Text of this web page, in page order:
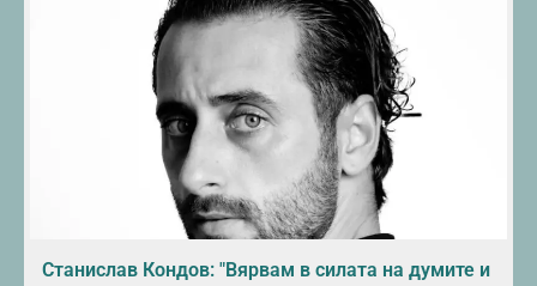
Станислав Кондов: "Вярвам в силата на думите и